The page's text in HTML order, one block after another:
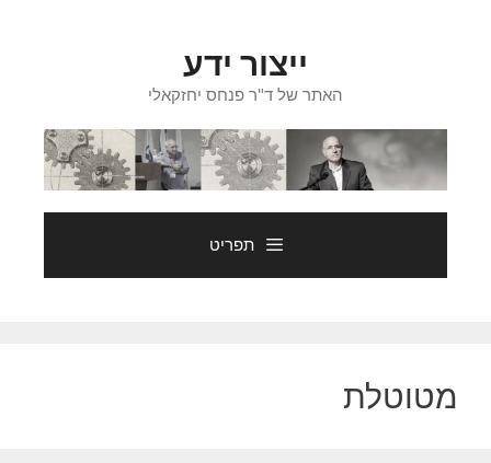
ייצור ידע
האתר של ד"ר פנחס יחזקאלי
תפריט
מטוטלת